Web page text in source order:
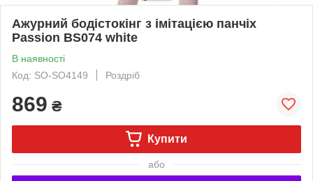
Ажурний бодістокінг з імітацією панчіх
Passion BS074 white
В наявності
Код: SO-SO4149
Роздріб
869 ₴
Купити
або